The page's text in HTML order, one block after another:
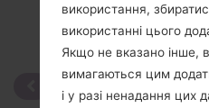
використання,
використанні цього
Якщо не вказано інше,
вимагаються цим
і у разі ненадання цих